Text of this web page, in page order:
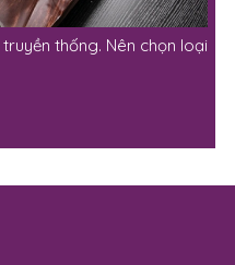
thống. Nên chọn loại